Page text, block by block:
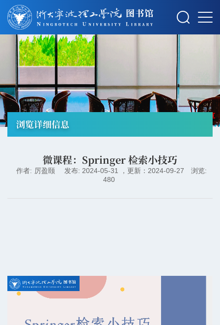
摄影：秋草
浏览详细信息
微课程：Springer 检索小技巧
作者: 厉盈颐 发布: 2024-05-31 ，更新：2024-09-27
浏览:
480